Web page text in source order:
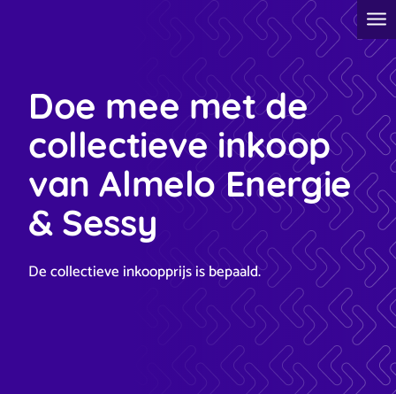
Doe mee met de
collectieve inkoop
van Almelo Energie
& Sessy
De collectieve inkoopprijs is bepaald.